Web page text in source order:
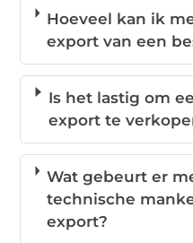
Hoeveel kan ik
export van een
Is het lastig om
export te
Wat gebeurt er
technische
export?